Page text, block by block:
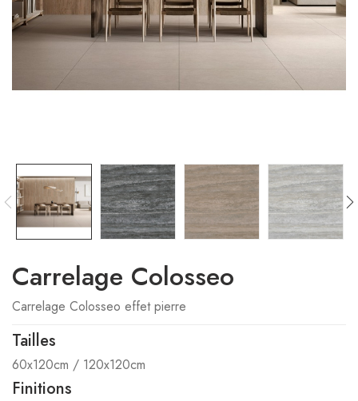
Carrelage Colosseo
Carrelage Colosseo effet pierre
Tailles
60x120cm / 120x120cm
Finitions